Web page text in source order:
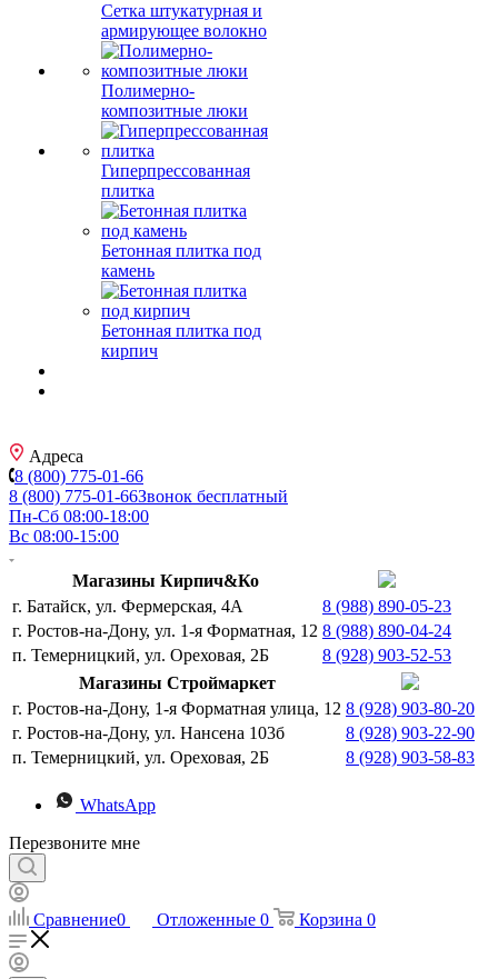
Сетка штукатурная и
армирующее волокно
Полимерно-
композитные люки
Гиперпрессованная
плитка
Бетонная плитка под
камень
Бетонная плитка под
кирпич
Адреса
8 (800) 775-01-66
8 (800) 775-01-66Звонок бесплатный
Пн-Сб 08:00-18:00
Вс 08:00-15:00
Магазины Кирпич&Ко
г. Батайск, ул. Фермерская, 4А
8 (988) 890-05-23
г. Ростов-на-Дону, ул. 1-я Форматная, 12 8 (988) 890-04-24
п. Темерницкий, ул. Ореховая, 2Б
8 (928) 903-52-53
Магазины Строймаркет
г. Ростов-на-Дону, 1-я Форматная улица, 12 8 (928) 903-80-20
г. Ростов-на-Дону, ул. Нансена 103б
8 (928) 903-22-90
п. Темерницкий, ул. Ореховая, 2Б
8 (928) 903-58-83
WhatsApp
Перезвоните мне
Сравнение0 Отложенные 0 Корзина 0